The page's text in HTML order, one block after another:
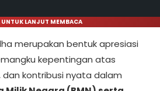
UNTUK LANJUT MEMBACA
merupakan bentuk apresiasi
kepentingan atas
kontribusi nyata dalam